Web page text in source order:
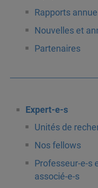
Rapports
Nouvelles et
Partenaires
Expert-e-s
Unités de
Nos fellows
Professeur-e-s
associé-e-s